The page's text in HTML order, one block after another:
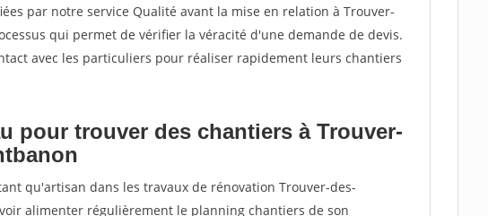
par notre service Qualité avant la mise en relation à Trouver-
qui permet de vérifier la véracité d'une demande de devis.
avec les particuliers pour réaliser rapidement leurs chantiers
pour trouver des chantiers à Trouver-
qu'artisan dans les travaux de rénovation Trouver-des-
alimenter régulièrement le planning chantiers de son